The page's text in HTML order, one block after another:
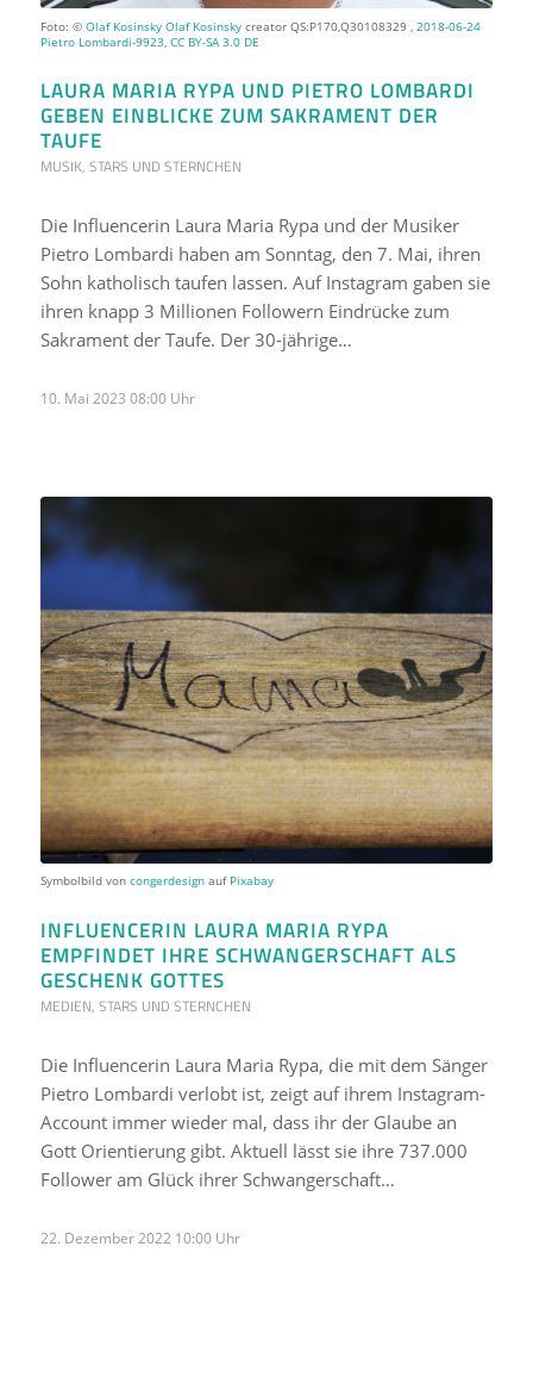
Foto: © Olaf Kosinsky Olaf Kosinskycreator QS:P170,Q30108329 , 2018-06-24
Pietro Lombardi-9923 CC BY-SA 3.0 DE
LAURA MARIA RYPA UND PIETRO LOMBARDI
GEBEN EINBLICKE ZUM SAKRAMENT DER
TAUFE
MUSIK, STARS UND STERNCHEN
Die Influencerin Laura Maria Rypa und der Musiker
Pietro Lombardi haben am Sonntag, den 7. Mai, ihren
Sohn katholisch taufen lassen. Auf Instagram gaben sie
ihren knapp 3 Millionen Followern Eindrücke zum
Sakrament der Taufe. Der 30-jährige…
10. Mai 2023 08:00 Uhr
Symbolbild von congerdesignauf Pixabay
INFLUENCERIN LAURA MARIA RYPA
EMPFINDET IHRE SCHWANGERSCHAFT ALS
GESCHENK GOTTES
MEDIEN, STARS UND STERNCHEN
Die Influencerin Laura Maria Rypa, die mit dem Sänger
Pietro Lombardi verlobt ist, zeigt auf ihrem Instagram-
Account immer wieder mal, dass ihr der Glaube an
Gott Orientierung gibt. Aktuell lässt sie ihre 737.000
Follower am Glück ihrer Schwangerschaft…
22. Dezember 2022 10:00 Uhr